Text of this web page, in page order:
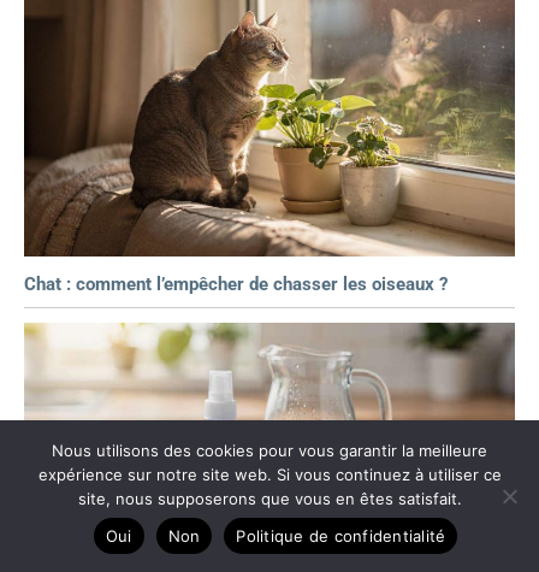
Chat : comment l’empêcher de chasser les oiseaux ?
Nous utilisons des cookies pour vous garantir la meilleure
expérience sur notre site web. Si vous continuez à utiliser ce
site, nous supposerons que vous en êtes satisfait.
Oui
Non Politique de confidentialité